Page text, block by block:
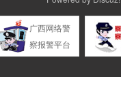
广西网络警
察报警平台